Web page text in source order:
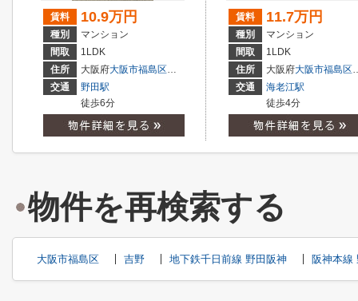
賃料 10.9万円
種別
マンション
間取
1LDK
住所
大阪府大阪市福島区吉野
４丁目
交通
野田駅
徒歩6分
賃料 11.7万円
種別
マンション
間取
1LDK
住所
大阪府大阪市福島区
交通
海老江駅
徒歩4分
物件を再検索する
大阪市福島区 吉野 地下鉄千日前線 野田阪神 阪神本線